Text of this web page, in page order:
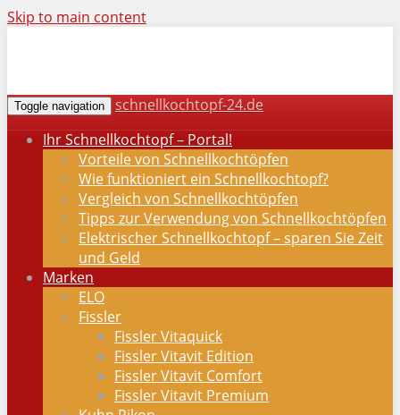
Skip to main content
Toggle navigation
schnellkochtopf-24.de
Ihr Schnellkochtopf – Portal!
Vorteile von Schnellkochtöpfen
Wie funktioniert ein Schnellkochtopf?
Vergleich von Schnellkochtöpfen
Tipps zur Verwendung von Schnellkochtöpfen
Elektrischer Schnellkochtopf – sparen Sie Zeit
und Geld
Marken
ELO
Fissler
Fissler Vitaquick
Fissler Vitavit Edition
Fissler Vitavit Comfort
Fissler Vitavit Premium